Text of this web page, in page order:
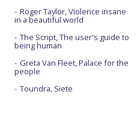
Roger Taylor, Violence insane
in a beautiful world
The Script, The user's guide to
being human
Greta Van Fleet, Palace for the
people
Toundra, Siete